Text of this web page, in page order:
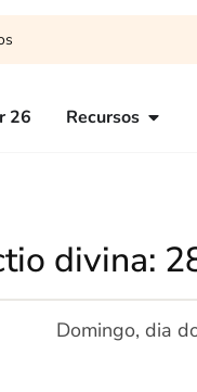
26 Recursos
divina:
Domingo, dia